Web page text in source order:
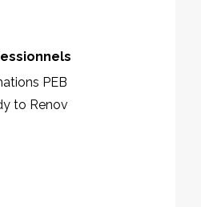
PEB
to Renov